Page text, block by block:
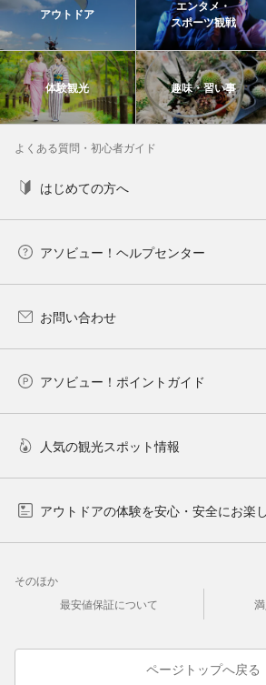
アウトドア
エンタメ・
スポーツ観戦
体験観光 趣味・習い事
よくある質問・初心者ガイド
はじめての方へ
アソビュー！ヘルプセンター
お問い合わせ
アソビュー！ポイントガイド
人気の観光スポット情報
アウトドアの体験を安心・安全にお楽
そのほか
最安値保証について
ページトップへ戻る